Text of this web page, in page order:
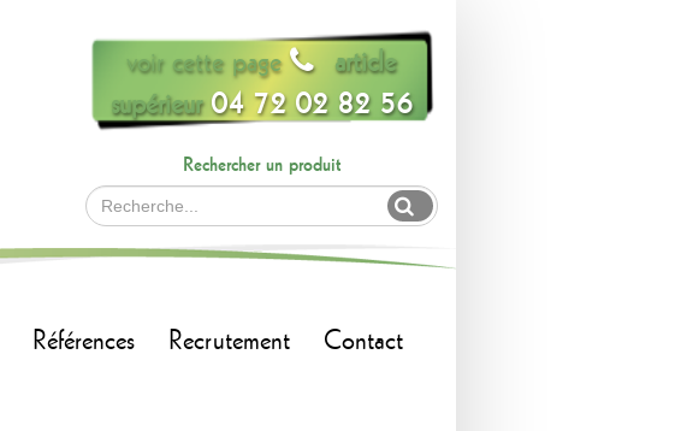
voir cette page
article
supérieur04 72 02 82 56
Rechercher un produit
Références Recrutement Contact